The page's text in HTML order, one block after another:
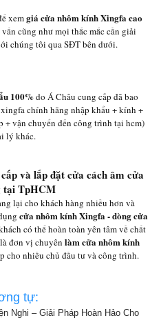
xemgiá cửa nhôm kính Xingfa cao
cũng như mọi thắc mắc cần giải
chúng tôi qua SĐT bên dưới.
100%do Á Châu cung cấp đã bao
chính hãng nhập khẩu + kính +
vận chuyển đến công trình tại hcm)
lý khác.
và lắp đặt cửa cách âm cửa
tại TpHCM
lại cho khách hàng nhiều hơn và
cửa nhôm kính Xingfa - dòng cửa
có thể hoàn toàn yên tâm về chất
đơn vị chuyên làm cửa nhôm kính
cho nhiều chủ đầu tư và công trình.
tự:
Nghi – Giải Pháp Hoàn Hảo Cho